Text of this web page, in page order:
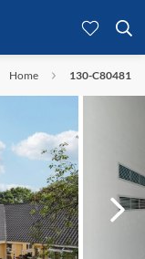
Home 130-C80481